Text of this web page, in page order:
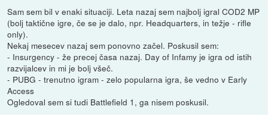
Sam sem bil v enaki situaciji. Leta nazaj sem najbolj igral COD2 MP
(bolj taktične igre, če se je dalo, npr. Headquarters, in težje - rifle
only).
Nekaj mesecev nazaj sem ponovno začel. Poskusil sem:
- Insurgency - že precej časa nazaj. Day of Infamy je igra od istih
razvijalcev in mi je bolj všeč.
- PUBG - trenutno igram - zelo popularna igra, še vedno v Early
Access
Ogledoval sem si tudi Battlefield 1, ga nisem poskusil.